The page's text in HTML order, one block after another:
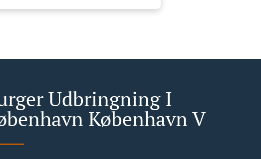
Udbringning I
København V